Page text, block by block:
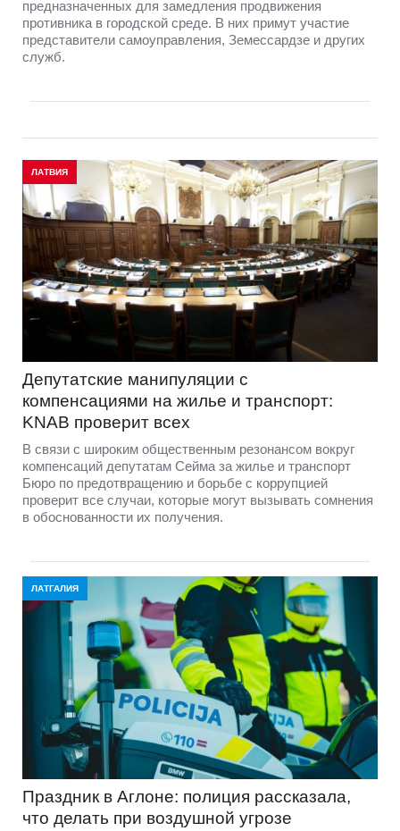
предназначенных для замедления продвижения
противника в городской среде. В них примут участие
представители самоуправления, Земессардзе и других
служб.
ЛАТВИЯ
Депутатские манипуляции с
компенсациями на жилье и транспорт:
KNAB проверит всех
В связи с широким общественным резонансом вокруг
компенсаций депутатам Сейма за жилье и транспорт
Бюро по предотвращению и борьбе с коррупцией
проверит все случаи, которые могут вызывать сомнения
в обоснованности их получения.
ЛАТГАЛИЯ
Праздник в Аглоне: полиция рассказала,
что делать при воздушной угрозе